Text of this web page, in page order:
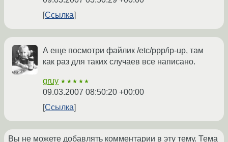
Ссылка
А еще посмотри файлик /etc/ppp/ip-up, там
как раз для таких случаев все написано.
gruy ★★★★★
09.03.2007 08:50:20 +00:00
Ссылка
Вы не можете добавлять комментарии в эту тему. Тема